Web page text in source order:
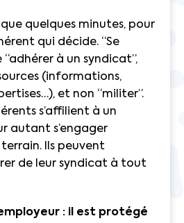
quelques minutes, pour
qui décide. “Se
“adhérer à un syndicat”,
(informations,
et non “militer”.
s’affilient à un
autant s’engager
Ils peuvent
de leur syndicat à tout
: il est protégé